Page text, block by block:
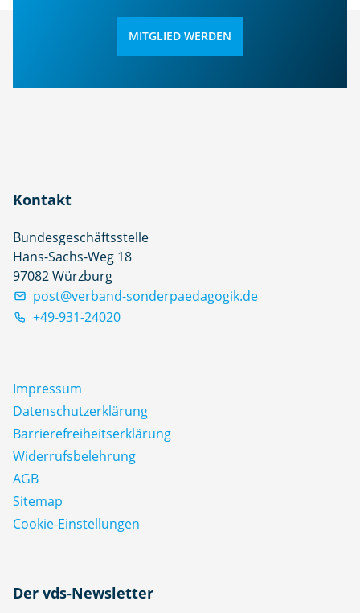
MITGLIED WERDEN
Kontakt
Bundesgeschäftsstelle
Hans-Sachs-Weg 18
97082 Würzburg
post@verband-sonderpaedagogik.de
+49-931-24020
Impressum
Datenschutz­erklärung
Barrierefreiheitserklärung
Widerrufsbelehrung
AGB
Sitemap
Cookie-Einstellungen
Der vds-Newsletter
N